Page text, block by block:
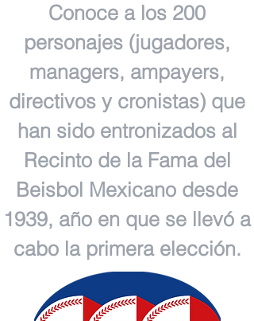
Conoce a los 200
personajes (jugadores,
managers, ampayers,
directivos y cronistas) que
han sido entronizados al
Recinto de la Fama del
Beisbol Mexicano desde
1939, año en que se llevó a
cabo la primera elección.